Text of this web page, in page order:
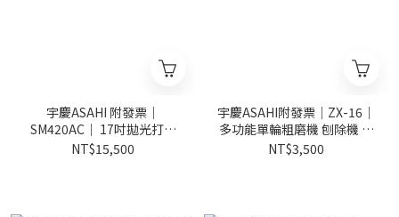
宇慶ASAHI 附發票｜
SM420AC｜ 17吋拋光打蠟
拋光洗地機 清洗機 工業洗地
NT$15,500
宇慶ASAHI附發票｜ZX-16｜
多功能單輪粗磨機 刨除機 打
磨機 產品附延長桿 手持式粗
NT$3,500